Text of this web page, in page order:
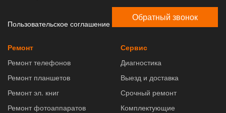
Пользовательское соглашение
Обратный звонок
Ремонт
Ремонт телефонов
Ремонт планшетов
Ремонт эл. книг
Ремонт фотоаппаратов
Сервис
Диагностика
Выезд и доставка
Срочный ремонт
Комплектующие